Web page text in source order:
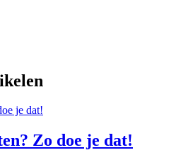
Zo doe je dat!